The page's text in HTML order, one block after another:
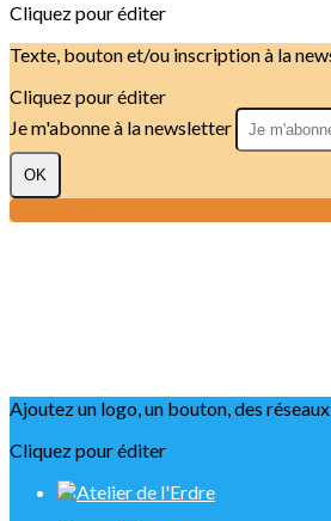
Cliquez pour éditer
Texte, bouton et/ou inscription à la
Cliquez pour éditer
Je m'abonne à la newsletter
OK
Ajoutez un logo, un bouton, des
Cliquez pour éditer